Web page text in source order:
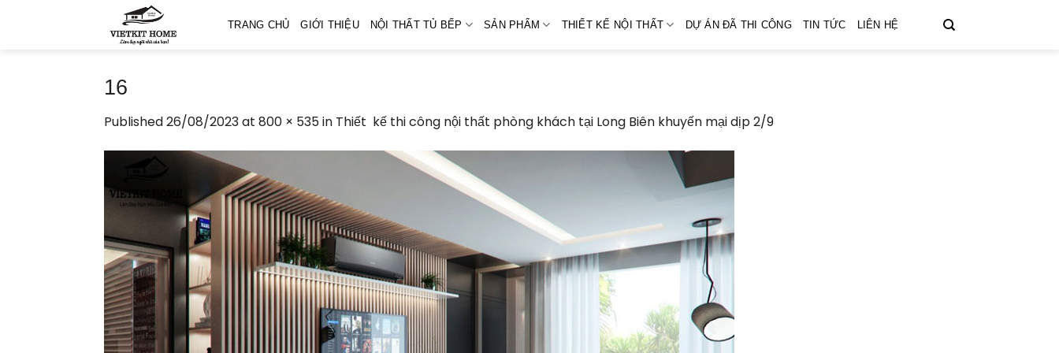
TRANG CHỦ GIỚI THIỆU NỘI THẤT TỦ BẾP SẢN PHẨM THIẾT KẾ NỘI THẤT DỰ ÁN ĐÃ THI CÔNG TIN TỨC LIÊN HỆ
16
Published26/08/2023at 800 × 535in Thiết kế thi công nội thất phòng khách tại Long Biên khuyến mại dịp 2/9